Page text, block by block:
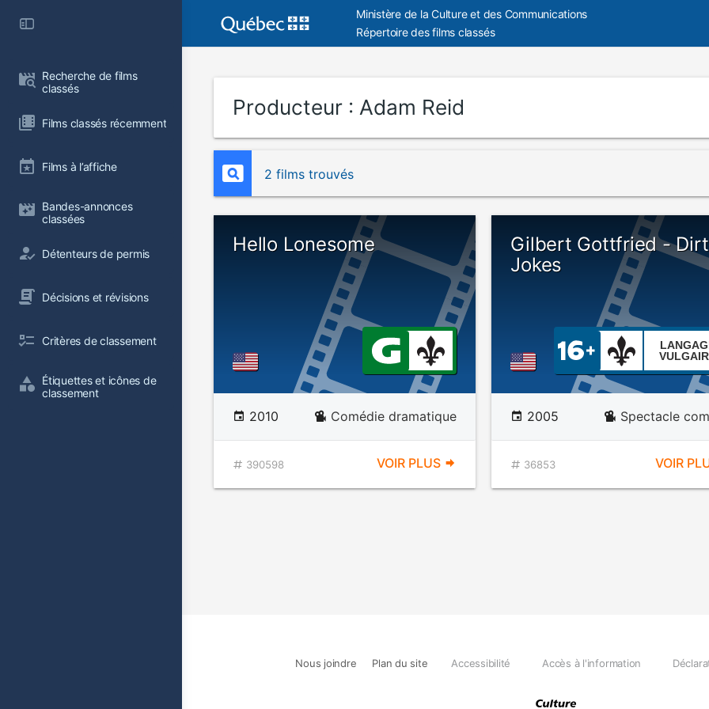
Recherche de films
classés
Films classés récemment
Films à l’affiche
Bandes-annonces
classées
Détenteurs de permis
Décisions et révisions
Critères de classement
Étiquettes et icônes de
classement
Ministère de la Culture et des Communications
Répertoire des films classés
Producteur : Adam Reid
2 films trouvés
Hello Lonesome
2010 Comédie dramatique
390598 VOIR PLUS
Gilbert Gottfried -
Jokes
2005 Spectacle
36853 VOIR
Nous joindre Plan du site Accessibilité Accès à l'information